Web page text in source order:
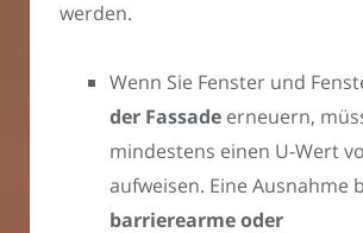
werden.
Wenn Sie Fenster und
der Fassade erneuern,
mindestens einen U-Wert
aufweisen. Eine Ausnahme
barrierearme oder